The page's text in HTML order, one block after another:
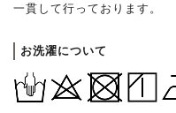
一貫して行っております。
お洗濯について